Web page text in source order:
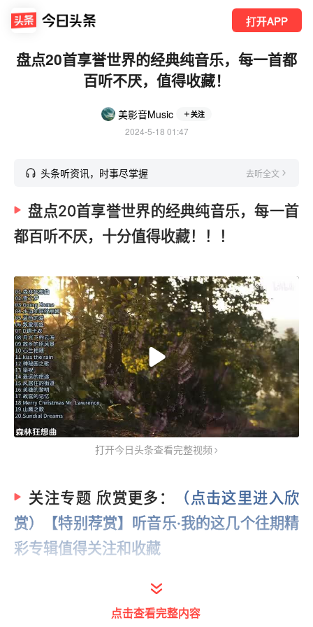
打开APP
盘点20首享誉世界的经典纯音乐，每一首都
百听不厌，值得收藏！
美影音Music 关注
2024-5-18 01:47
头条听资讯，时事尽掌握 去听全文
盘点20首享誉世界的经典纯音乐，每一首
都百听不厌，十分值得收藏！！！
打开今日头条查看完整视频
关注专题 欣赏更多：
（点击这里进入欣
赏）【特别荐赏】听音乐·我的这几个往期精
彩专辑值得关注和收藏
合集|专辑：【听音乐】经典音乐欣赏专辑 - 今
日头条
点击查看完整内容